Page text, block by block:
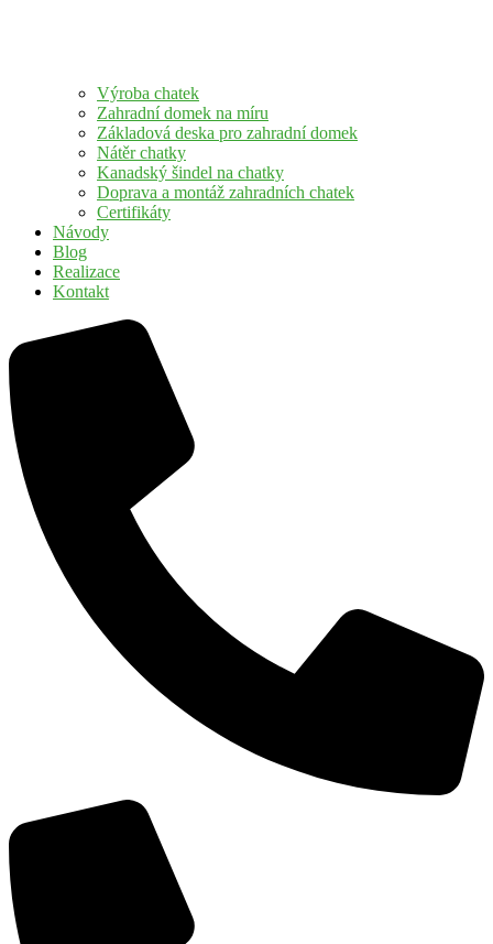
Výroba chatek
Zahradní domek na míru
Základová deska pro zahradní domek
Nátěr chatky
Kanadský šindel na chatky
Doprava a montáž zahradních chatek
Certifikáty
Návody
Blog
Realizace
Kontakt